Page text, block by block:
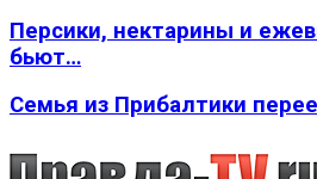
Персики, нектарины и
бьют…
Семья из Прибалтики